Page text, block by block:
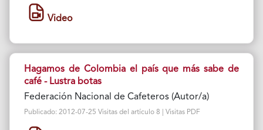
Video
Hagamos de Colombia el país que más sabe de
café - Lustra botas
Federación Nacional de Cafeteros (Autor/a)
Publicado: 2012-07-25 Visitas del artículo 8 | Visitas PDF